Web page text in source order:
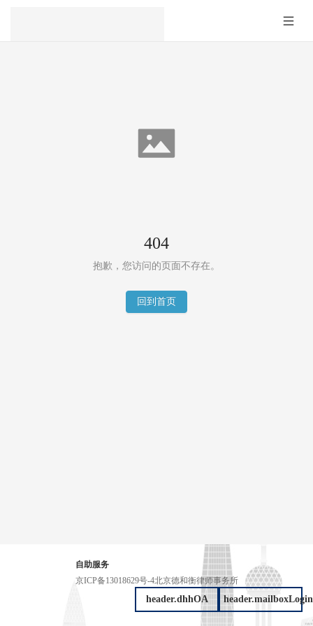
404
抱歉，您访问的页面不存在。
回到首页
自助服务
京ICP备13018629号-4北京德和衡律师事务所
header.dhhOA header.mailboxLogin